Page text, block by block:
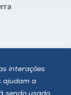
interações
ajudam a
sendo usado,